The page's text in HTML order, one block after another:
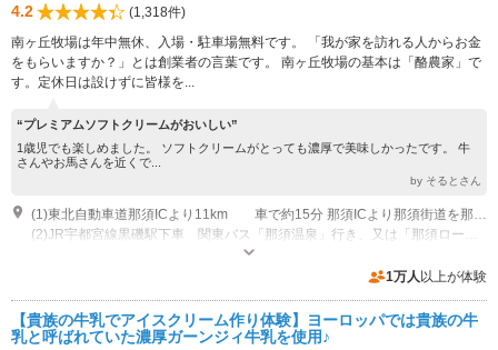
4.2
(1,318件)
南ヶ丘牧場は年中無休、入場・駐車場無料です。 「我が家を訪れる人からお金
をもらいますか？」とは創業者の言葉です。 南ヶ丘牧場の基本は「酪農家」で
す。定休日は設けずに皆様を...
“プレミアムソフトクリームがおいしい”
1歳児でも楽しめました。 ソフトクリームがとっても濃厚で美味しかったです。 牛
さんやお馬さんを近くで...
by そるとさん
営業時間：8:00~17:30 季節・天候等により変更になる場合がございます
1万人 以上が体験
【貴族の牛乳でアイスクリーム作り体験】ヨーロッパでは貴族の牛
乳と呼ばれていた濃厚ガーンジィ牛乳を使用♪